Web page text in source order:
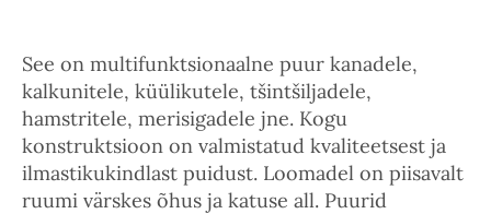
See on multifunktsionaalne puur kanadele,
kalkunitele, küülikutele, tšintšiljadele,
hamstritele, merisigadele jne. Kogu
konstruktsioon on valmistatud kvaliteetsest ja
ilmastikukindlast puidust. Loomadel on piisavalt
ruumi värskes õhus ja katuse all. Puurid